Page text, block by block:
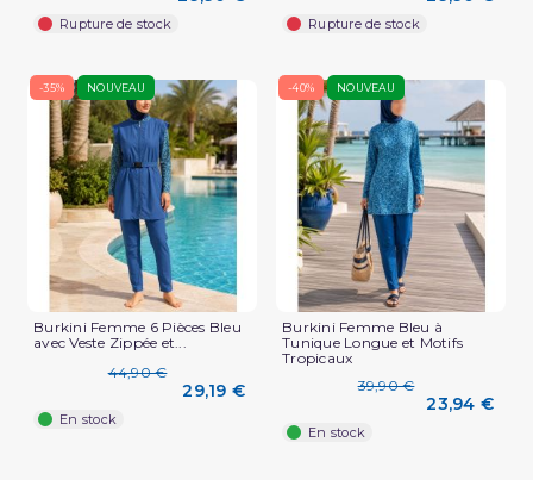
Rupture de stock Rupture de stock
-35% NOUVEAU
Burkini Femme 6 Pièces Bleu
avec Veste Zippée et...
44,90 €
29,19 €
En stock
-40% NOUVEAU
Burkini Femme Bleu à
Tunique Longue et Motifs
Tropicaux
39,90 €
23,94 €
En stock